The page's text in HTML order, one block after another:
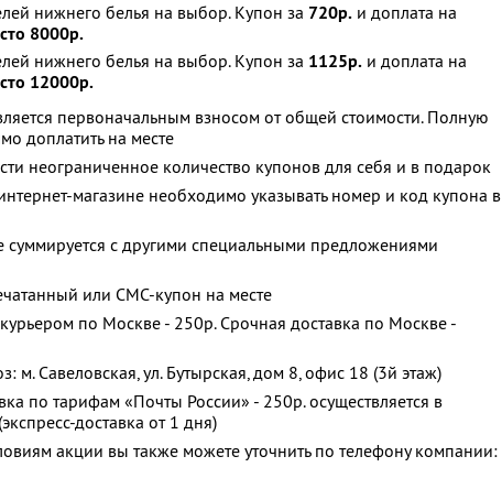
нижнего белья на выбор. Купон за 720р. и доплата на
8000р.
нижнего белья на выбор. Купон за 1125р. и доплата на
12000р.
первоначальным взносом от общей стоимости. Полную
доплатить на месте
неограниченное количество купонов для себя и в подарок
магазине необходимо указывать номер и код купона в
суммируется с другими специальными предложениями
или СМС-купон на месте
курьером по Москве - 250р. Срочная доставка по Москве -
м. Савеловская, ул. Бутырская, дом 8, офис 18 (3й этаж)
по тарифам «Почты России» - 250р. осуществляется в
доставка от 1 дня)
акции вы также можете уточнить по телефону компании: